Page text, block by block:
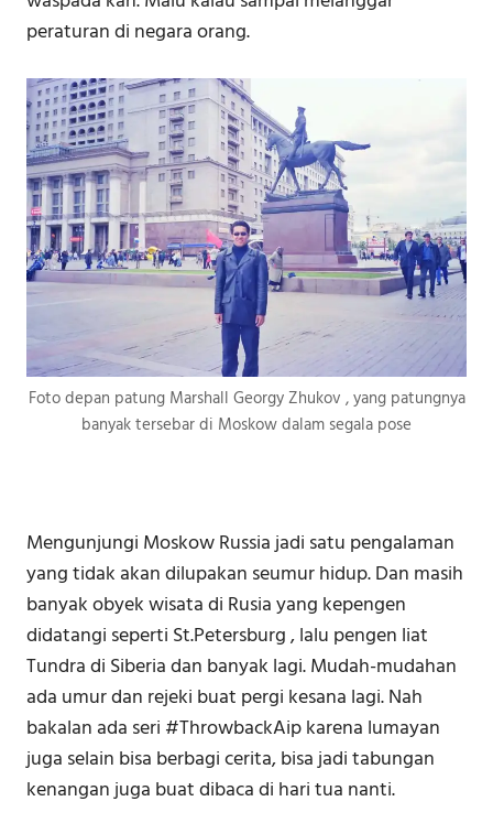
peraturan di negara orang.
Foto depan patung Marshall Georgy Zhukov , yang patungnya
banyak tersebar di Moskow dalam segala pose
Mengunjungi Moskow Russia jadi satu pengalaman
yang tidak akan dilupakan seumur hidup. Dan masih
banyak obyek wisata di Rusia yang kepengen
didatangi seperti St.Petersburg , lalu pengen liat
Tundra di Siberia dan banyak lagi. Mudah-mudahan
ada umur dan rejeki buat pergi kesana lagi. Nah
bakalan ada seri #ThrowbackAip karena lumayan
juga selain bisa berbagi cerita, bisa jadi tabungan
kenangan juga buat dibaca di hari tua nanti.